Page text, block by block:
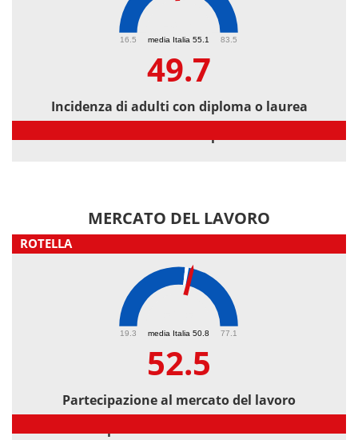
media Italia 55.1
16.5 83.5
49.7
Incidenza di adulti con diploma o laurea
MERCATO DEL LAVORO
ROTELLA
media Italia 50.8
19.3 77.1
52.5
Partecipazione al mercato del lavoro